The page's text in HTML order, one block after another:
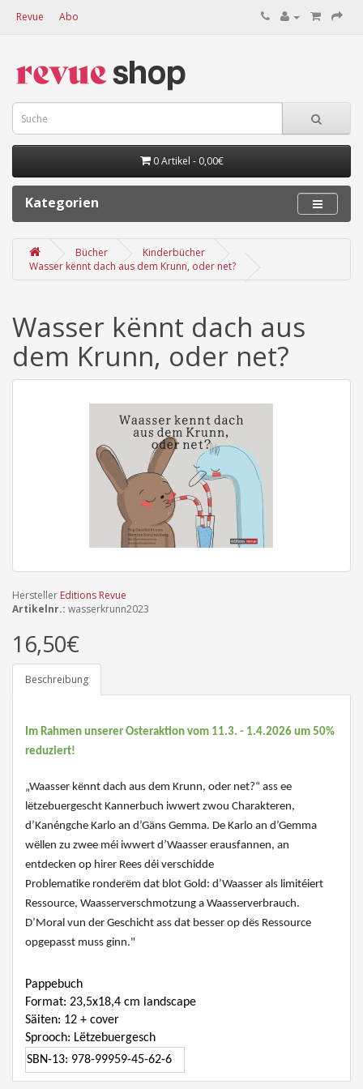
Revue Abo
0 Artikel - 0,00€
Kategorien
Bücher
Kinderbücher
Wasser kënnt dach aus dem Krunn, oder net?
Wasser kënnt dach aus
dem Krunn, oder net?
Hersteller Editions Revue
Artikelnr.: wasserkrunn2023
16,50€
Beschreibung
Im Rahmen unserer Osteraktion vom 11.3. - 1.4.2026 um 50%
reduziert!
„Waasser kënnt dach aus dem Krunn, oder net?“ ass ee
lëtzebuergescht Kannerbuch iwwert zwou Charakteren,
d’Kanéngche Karlo an d’Gäns Gemma. De Karlo an d’Gemma
wëllen zu zwee méi iwwert d’Waasser erausfannen, an
entdecken op hirer Rees déi verschidde
Problematike ronderëm dat blot Gold: d’Waasser als limitéiert
Ressource, Waasserverschmotzung a Waasserverbrauch.
D’Moral vun der Geschicht ass dat besser op dës Ressource
opgepasst muss ginn."
Pappebuch
Format: 23,5x18,4 cm landscape
Säiten: 12 + cover
Sprooch: Lëtzebuergesch
SBN-13: 978-99959-45-62-6